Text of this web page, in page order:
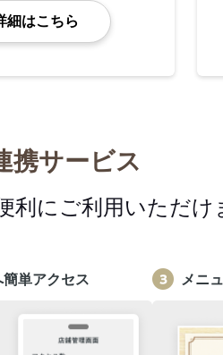
細はこちら
携サービス
利にご利用いただけ
単アクセス メニ